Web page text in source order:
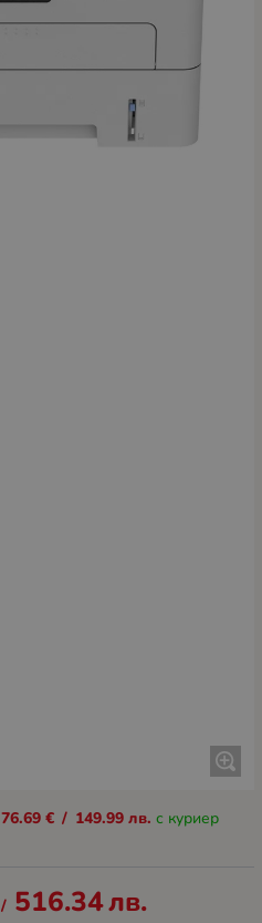
76.69 € / 149.99 лв. с куриер
/ 516.34лв.